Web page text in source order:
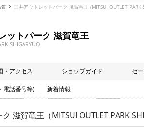
賀 三井アウトレットパーク 滋賀竜王 (MITSUI OUTLET PARK
ットパーク 滋賀竜王
SHIGARYUO
・アクセス ショップガイド セ
電話番号等) 新着情報
滋賀竜王（MITSUI OUTLET PARK